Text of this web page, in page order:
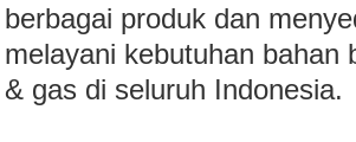
berbagai produk dan
melayani kebutuhan bahan
& gas di seluruh Indonesia.